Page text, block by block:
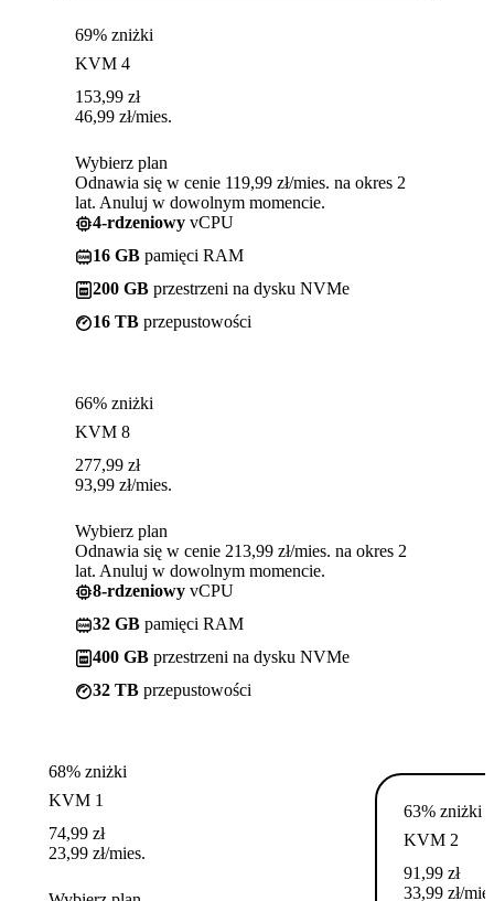
69% zniżki
KVM 4
153,99 zł
46,99 zł/mies.
Wybierz plan
Odnawia się w cenie 119,99 zł/mies. na okres 2
lat. Anuluj w dowolnym momencie.
4-rdzeniowy vCPU
16 GB pamięci RAM
200 GB przestrzeni na dysku NVMe
16 TB przepustowości
66% zniżki
KVM 8
277,99 zł
93,99 zł/mies.
Wybierz plan
Odnawia się w cenie 213,99 zł/mies. na okres 2
lat. Anuluj w dowolnym momencie.
8-rdzeniowy vCPU
32 GB pamięci RAM
400 GB przestrzeni na dysku NVMe
32 TB przepustowości
68% zniżki
KVM 1
74,99 zł
23,99 zł/mies.
63% zniżki
KVM 2
91,99 zł
33,99 zł/